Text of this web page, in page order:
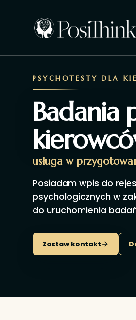
PSYCHOTESTY DLA
Badania
usługa w
Posiadam wpis do
psychologicznych w
do uruchomienia
Zostaw kontakt